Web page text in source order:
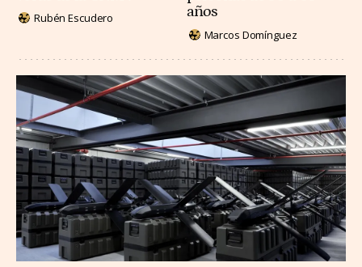
Rubén Escudero
años
Marcos Domínguez